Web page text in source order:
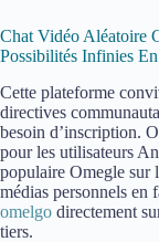
Chat Vidéo Aléatoire
Possibilités Infinies
Cette plateforme
directives
besoin d’inscription.
pour les utilisateurs
populaire Omegle sur
médias personnels en
omelgo directement
tiers.